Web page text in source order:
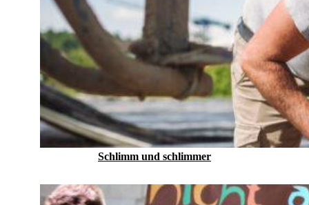
Schlimm und schlimmer